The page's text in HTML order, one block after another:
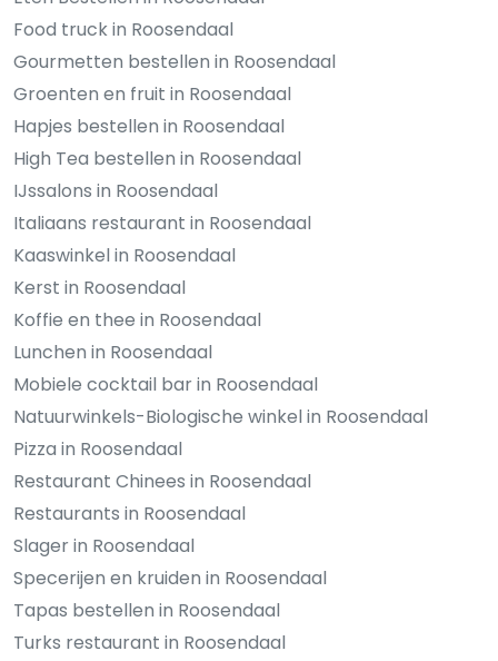
Food truck in Roosendaal
Gourmetten bestellen in Roosendaal
Groenten en fruit in Roosendaal
Hapjes bestellen in Roosendaal
High Tea bestellen in Roosendaal
IJssalons in Roosendaal
Italiaans restaurant in Roosendaal
Kaaswinkel in Roosendaal
Kerst in Roosendaal
Koffie en thee in Roosendaal
Lunchen in Roosendaal
Mobiele cocktail bar in Roosendaal
Natuurwinkels-Biologische winkel in Roosendaal
Pizza in Roosendaal
Restaurant Chinees in Roosendaal
Restaurants in Roosendaal
Slager in Roosendaal
Specerijen en kruiden in Roosendaal
Tapas bestellen in Roosendaal
Turks restaurant in Roosendaal